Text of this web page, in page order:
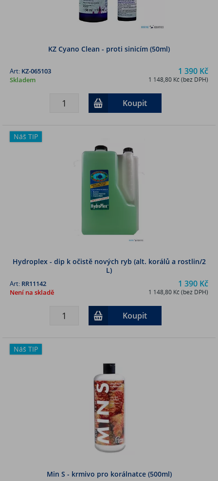
KZ Cyano Clean - proti sinicím (50ml)
1 390 Kč
1 148,80 Kč (bez DPH)
Art: KZ-065103
Skladem
Koupit
Náš TIP
Hydroplex - dip k očistě nových ryb (alt. korálů a rostlin/2
L)
1 390 Kč
1 148,80 Kč (bez DPH)
Art: RR11142
Není na skladě
Koupit
Náš TIP
Min S - krmivo pro korálnatce (500ml)